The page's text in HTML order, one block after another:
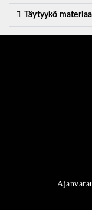
Täytyykö